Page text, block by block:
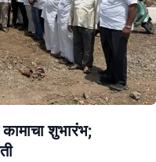
शुभारंभ;